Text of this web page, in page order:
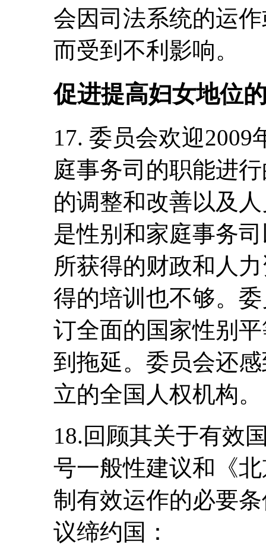
会因司法系统的运
而受到不利影响。
促进提高妇女地位
17. 委员会欢迎
庭事务司的职能进
的调整和改善以及
是性别和家庭事务
所获得的财政和人
得的培训也不够。
订全面的国家性别
到拖延。委员会还
立的全国人权机构。
18.回顾其关于有效
号一般性建议和《
制有效运作的必要
议缔约国：